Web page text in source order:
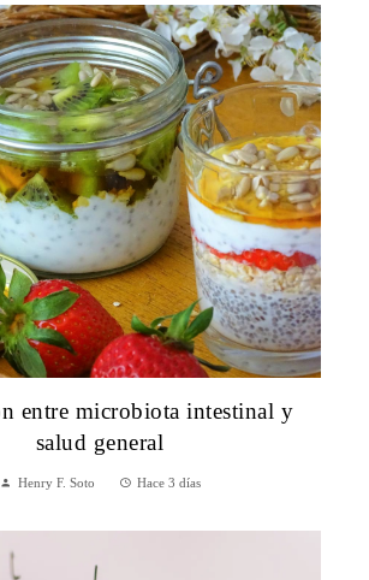
entre microbiota intestinal y
salud general
Henry F. Soto Hace 3 días